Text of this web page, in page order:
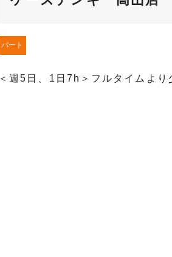
パート
＜週5日、1日7h＞フルタイムよ